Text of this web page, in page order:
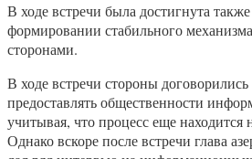
В ходе встречи была достигнута
формировании стабильного
сторонами.
В ходе встречи стороны
предоставлять общественности
учитывая, что процесс еще находится
Однако вскоре после встречи глава